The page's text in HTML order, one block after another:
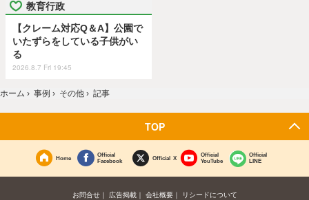
教育行政
【クレーム対応Q＆A】公園で
いたずらをしている子供がい
る
2026.8.7 Fri 19:45
ホーム › 事例 › その他 › 記事
TOP
Home
Official
Facebook
Official X
Official
YouTube
Official
LINE
お問合せ 広告掲載 会社概要
リシードについて